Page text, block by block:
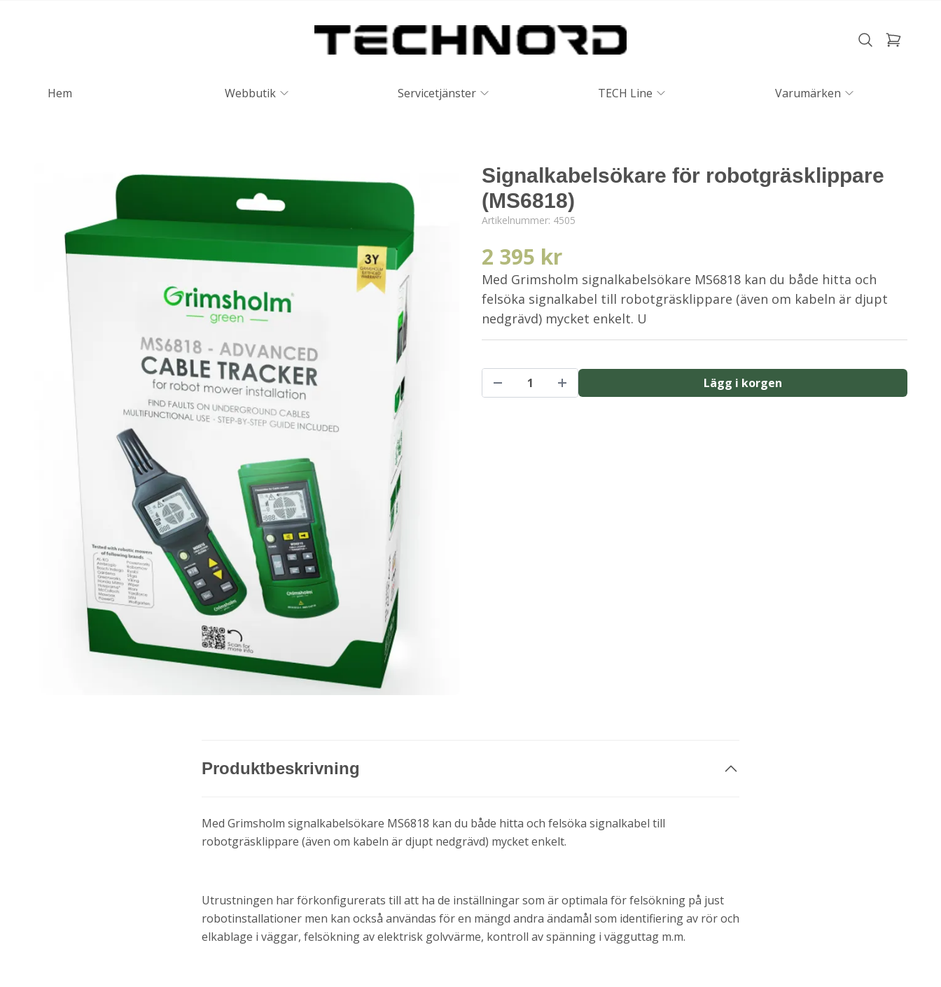
Hem Webbutik Servicetjänster TECH Line Varumärken
Signalkabelsökare för robotgräsklippare
(MS6818)
Artikelnummer: 4505
2 395 kr
Med Grimsholm signalkabelsökare MS6818 kan du både hitta och
felsöka signalkabel till robotgräsklippare (även om kabeln är djupt
nedgrävd) mycket enkelt. U
Lägg i korgen
Produktbeskrivning
Med Grimsholm signalkabelsökare MS6818 kan du både hitta och felsöka signalkabel till
robotgräsklippare (även om kabeln är djupt nedgrävd) mycket enkelt.
Utrustningen har förkonfigurerats till att ha de inställningar som är optimala för felsökning på just
robotinstallationer men kan också användas för en mängd andra ändamål som identifiering av rör och
elkablage i väggar, felsökning av elektrisk golvvärme, kontroll av spänning i vägguttag m.m.